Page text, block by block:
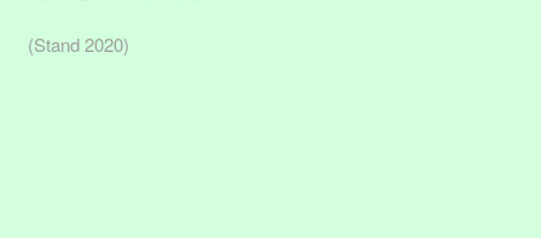
(Stand 2020)